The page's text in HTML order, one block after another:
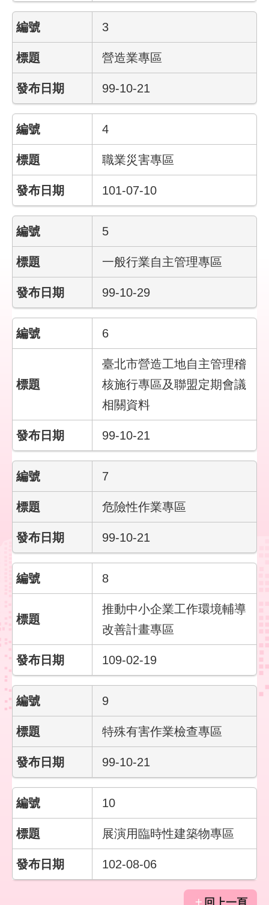
絡
資
訊
關
連
影
音
專
政
府
資
訊
公
開
網
導
覽
回
首
English
情
系
統
常
見
答
語
詞
動
局
臺
市
政
府
臺
通
聯
絡
3
營造業專區
99-10-21
4
職業災害專區
101-07-10
5
一般行業自主管理專區
99-10-29
6
臺北市營造工地自主管理稽
核施行專區及聯盟定期會議
相關資料
99-10-21
7
危險性作業專區
99-10-21
8
推動中小企業工作環境輔導
改善計畫專區
109-02-19
9
特殊有害作業檢查專區
99-10-21
10
展演用臨時性建築物專區
102-08-06